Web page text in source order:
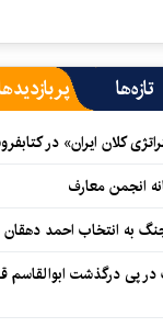
تازه‌ها
کلان ایران» در
انجمن معارف
به انتخاب احمد دهقان
در پی درگذشت ابوالقاسم